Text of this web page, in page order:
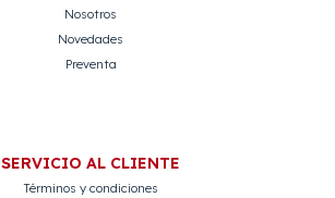
Nosotros
Novedades
Preventa
SERVICIO AL CLIENTE
Términos y condiciones